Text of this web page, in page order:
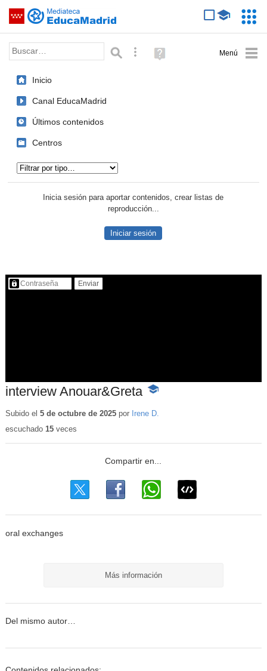
Saltar navegación
Palabra o frase: Búsqueda avanzada
Ayuda
(en
Inicio
Canal EducaMadrid
Últimos contenidos
Centros
Inicia sesión para aportar contenidos, crear listas de
reproducción...
Iniciar sesión
Contenido protegido…
interview Anouar&Greta -
educativo
Subido el 5 de octubre de 2025por Irene D.
escuchado 15veces
oral exchanges
Más información
Del mismo autor…